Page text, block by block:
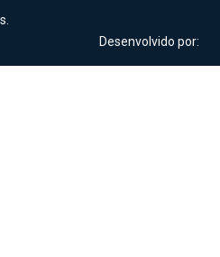
Desenvolvido por: